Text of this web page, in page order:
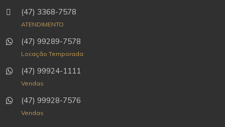
(47) 3368-7578
ATENDIMENTO
(47) 99289-7578
Locação Temporada
(47) 99924-1111
Vendas
(47) 99928-7576
Vendas